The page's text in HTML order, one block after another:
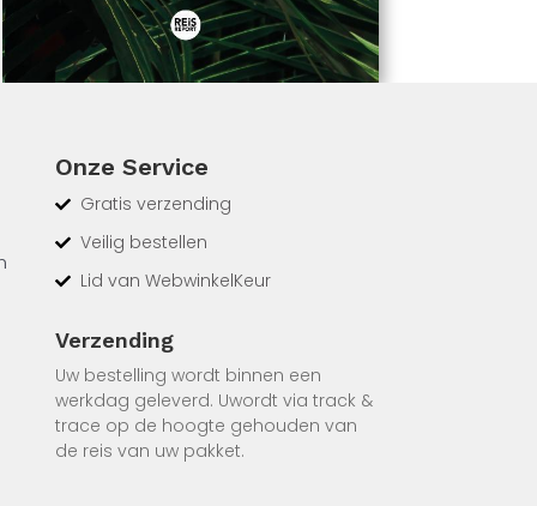
Onze Service
Gratis verzending
Veilig bestellen
Lid van WebwinkelKeur
Verzending
Uw bestelling wordt binnen een
werkdag geleverd. Uwordt via track &
trace op de hoogte gehouden van
de reis van uw pakket.